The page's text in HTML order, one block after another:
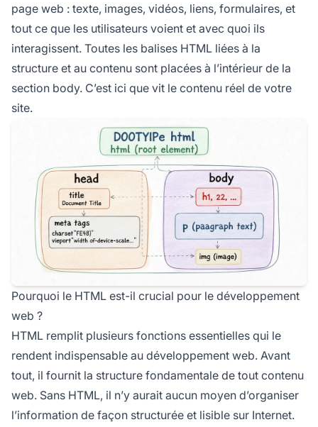
page web : texte, images, vidéos, liens, formulaires, et
tout ce que les utilisateurs voient et avec quoi ils
interagissent. Toutes les balises HTML liées à la
structure et au contenu sont placées à l’intérieur de la
section body. C’est ici que vit le contenu réel de votre
site.
Pourquoi le HTML est-il crucial pour le développement
web ?
HTML remplit plusieurs fonctions essentielles qui le
rendent indispensable au développement web. Avant
tout, il fournit la structure fondamentale de tout contenu
web. Sans HTML, il n’y aurait aucun moyen d’organiser
l’information de façon structurée et lisible sur Internet.